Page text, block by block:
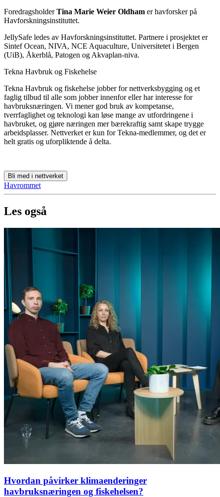
ForedragsholderTina Marie Weier Oldham er havforsker på
Havforskningsinstituttet.
JellySafe ledes av Havforskningsinstituttet. Partnere i prosjektet er
Sintef Ocean, NIVA, NCE Aquaculture, Universitetet i Bergen
(UiB), Åkerblå, Patogen og Akvaplan-niva.
Tekna Havbruk og Fiskehelse
Tekna Havbruk og fiskehelse jobber for nettverksbygging og et
faglig tilbud til alle som jobber innenfor eller har interesse for
havbruksnæringen. Vi mener god bruk av kompetanse,
tverrfaglighet og teknologi kan løse mange av utfordringene i
havbruket, og gjøre næringen mer bærekraftig samt skape trygge
arbeidsplasser. Nettverket er kun for Tekna-medlemmer, og det er
helt gratis og uforpliktende å delta.
Bli med i nettverket
Havrommet
Les også
Hvordan påvirker klimaenderinger
havbruksnæringen og fiskehelsen?